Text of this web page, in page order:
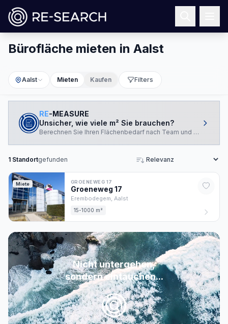
Bürofläche mieten in Aalst
Aalst Mieten Kaufen Filters
RE-MEASURE
Unsicher, wie viele m² Sie brauchen?
Berechnen Sie Ihren Flächenbedarf nach Team und
1 Standortgefunden Sortieren
Miete GROENEWEG 17
Groeneweg 17
Erembodegem, Aalst
15-1000 m²
Nicht untergehen,
sondern eintauchen...